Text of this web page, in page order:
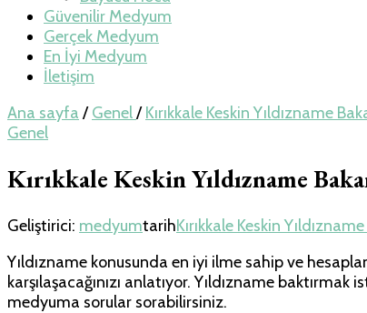
Güvenilir Medyum
Gerçek Medyum
En İyi Medyum
İletişim
Ana sayfa / Genel/ Kırıkkale Keskin Yıldızname
Genel
Kırıkkale Keskin Yıldızname
Geliştirici: medyumtarihKırıkkale Keskin
Yıldızname konusunda en iyi ilme sahip ve
karşılaşacağınızı anlatıyor. Yıldızname
medyuma sorular sorabilirsiniz.